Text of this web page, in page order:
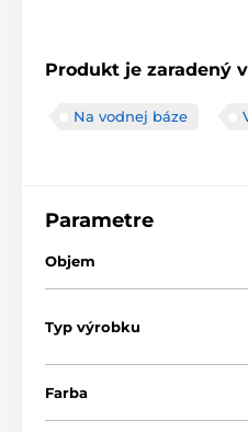
Produkt je zaradený
Na vodnej báze
Parametre
Objem
Typ výrobku
Farba